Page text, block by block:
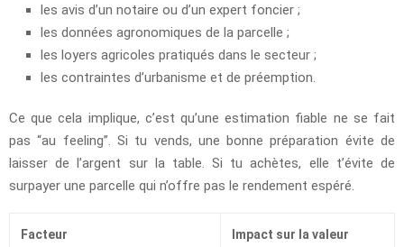
les avis d’un notaire ou d’un expert foncier ;
les données agronomiques de la parcelle ;
les loyers agricoles pratiqués dans le secteur ;
les contraintes d’urbanisme et de préemption.
Ce que cela implique, c’est qu’une estimation fiable ne se fait
pas “au feeling”. Si tu vends, une bonne préparation évite de
laisser de l’argent sur la table. Si tu achètes, elle t’évite de
surpayer une parcelle qui n’offre pas le rendement espéré.
Facteur Impact sur la valeur